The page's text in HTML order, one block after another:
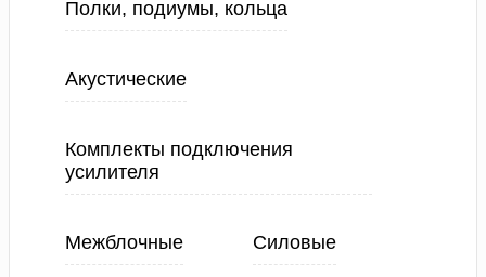
Полки, подиумы, кольца
Акустические
Комплекты подключения
усилителя
Межблочные Силовые